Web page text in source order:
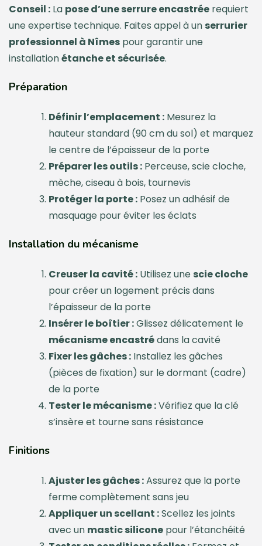
Conseil : La pose d’une serrure encastrée requiert
une expertise technique. Faites appel à un serrurier
professionnel à Nîmes pour garantir une
installationétanche et sécurisée.
Préparation
Définir l’emplacement : Mesurez la
hauteur standard (90 cm du sol) et marquez
le centre de l’épaisseur de la porte
Préparer les outils : Perceuse, scie cloche,
mèche, ciseau à bois, tournevis
Protéger la porte : Posez un adhésif de
masquage pour éviter les éclats
Installation du mécanisme
Creuser la cavité : Utilisez une scie cloche
pour créer un logement précis dans
l’épaisseur de la porte
Insérer le boîtier :Glissez délicatement le
mécanisme encastrédans la cavité
Fixer les gâches : Installez les gâches
(pièces de fixation) sur le dormant (cadre)
de la porte
Tester le mécanisme :Vérifiez que la clé
s’insère et tourne sans résistance
Finitions
Ajuster les gâches :Assurez que la porte
ferme complètement sans jeu
Appliquer un scellant :Scellez les joints
avec un mastic silicone pour l’étanchéité